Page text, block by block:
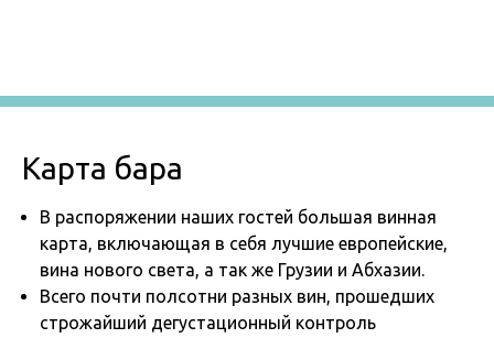
Карта бара
В распоряжении наших гостей большая винная
карта, включающая в себя лучшие европейские,
вина нового света, а так же Грузии и Абхазии.
Всего почти полсотни разных вин, прошедших
строжайший дегустационный контроль